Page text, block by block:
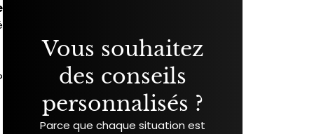
Vous souhaitez
des conseils
personnalisés ?
Parce que chaque situation est